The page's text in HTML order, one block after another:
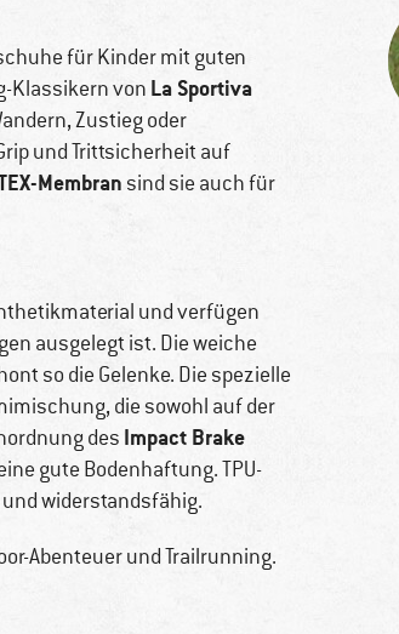
für Kinder mit guten
Klassikern von La Sportiva
Zustieg oder
und Trittsicherheit auf
Membran sind sie auch für
und verfügen
ausgelegt ist. Die weiche
so die Gelenke. Die spezielle
die sowohl auf der
des Impact Brake
gute Bodenhaftung. TPU-
widerstandsfähig.
Abenteuer und Trailrunning.